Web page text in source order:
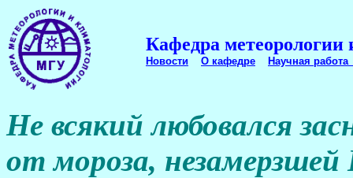
Кафедра метеорологии
Новости О кафедре Научная
Не всякий любовался
от мороза,